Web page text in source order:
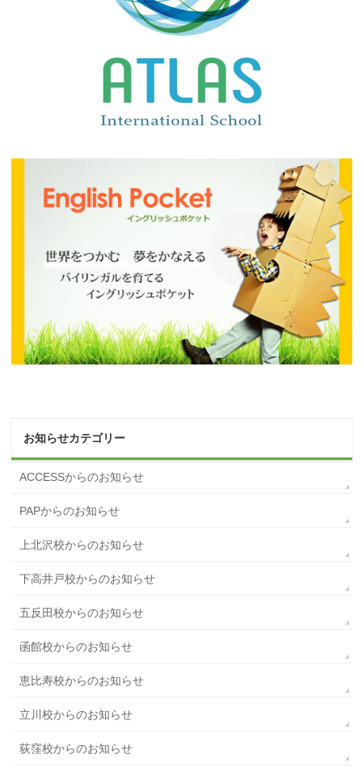
お知らせカテゴリー
ACCESSからのお知らせ
PAPからのお知らせ
上北沢校からのお知らせ
下高井戸校からのお知らせ
五反田校からのお知らせ
函館校からのお知らせ
恵比寿校からのお知らせ
立川校からのお知らせ
荻窪校からのお知らせ